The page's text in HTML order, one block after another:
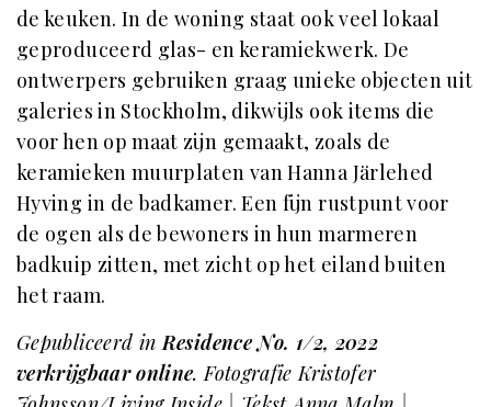
de keuken. In de woning staat ook veel lokaal
geproduceerd glas- en keramiekwerk. De
ontwerpers gebruiken graag unieke objecten uit
galeries in Stockholm, dikwijls ook items die
voor hen op maat zijn gemaakt, zoals de
keramieken muurplaten van Hanna Järlehed
Hyving in de badkamer. Een fijn rustpunt voor
de ogen als de bewoners in hun marmeren
badkuip zitten, met zicht op het eiland buiten
het raam.
Gepubliceerd inResidence No. 1/2, 2022
verkrijgbaar online. Fotografie Kristofer